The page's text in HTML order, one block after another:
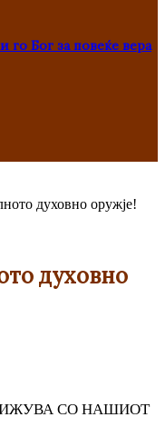
Бог за повеќе вера
духовно оружје!
духовно
СО НАШИОТ